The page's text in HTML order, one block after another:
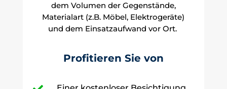
dem Volumen der Gegenstände,
Materialart (z.B. Möbel, Elektrogeräte)
und dem Einsatzaufwand vor Ort.
Profitieren Sie von